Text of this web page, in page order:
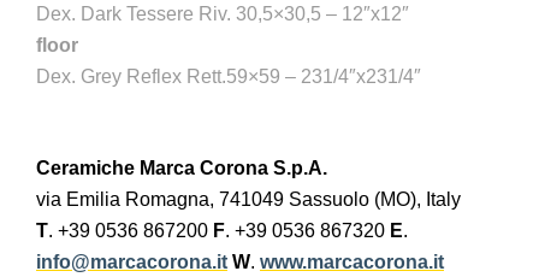
Dex. Dark Tessere Riv. 30,5×30,5 – 12″x12″
floor
Dex. Grey Reflex Rett.59×59 – 231/4″x231/4″
Ceramiche Marca Corona S.p.A.
via Emilia Romagna, 741049 Sassuolo (MO), Italy
T. +39 0536 867200 F. +39 0536 867320 E.
info@marcacorona.it W. www.marcacorona.it